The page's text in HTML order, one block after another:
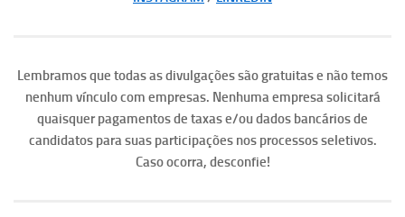
Lembramos que todas as divulgações são gratuitas e não temos
nenhum vínculo com empresas. Nenhuma empresa solicitará
quaisquer pagamentos de taxas e/ou dados bancários de
candidatos para suas participações nos processos seletivos.
Caso ocorra, desconfie!